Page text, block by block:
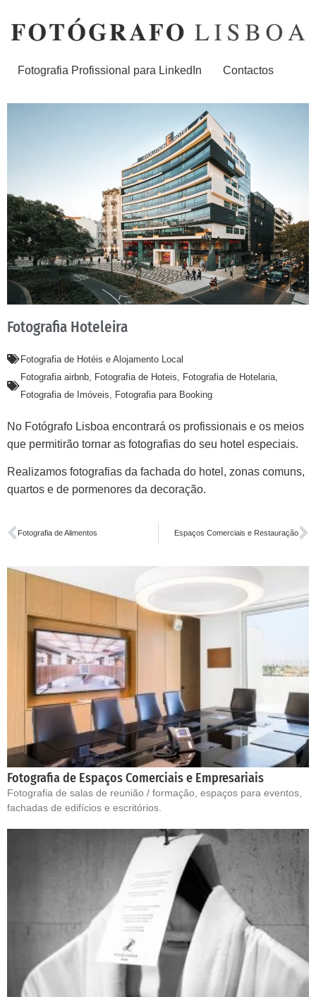
Fotografia Profissional para LinkedIn Contactos
Fotografia Hoteleira
Fotografia de Hotéis e Alojamento Local
Fotografia airbnb
Fotografia de Hoteis Fotografia de Hotelaria
Fotografia de Imóveis
Fotografia para Booking
No Fotógrafo Lisboa encontrará os profissionais e os meios
que permitirão tornar as fotografias do seu hotel especiais.
Realizamos fotografias da fachada do hotel, zonas comuns,
quartos e de pormenores da decoração.
Fotografia de Alimentos Espaços Comerciais e Restauração
Fotografia de Espaços Comerciais e Empresariais
Fotografia de salas de reunião / formação, espaços para eventos,
fachadas de edifícios e escritórios.